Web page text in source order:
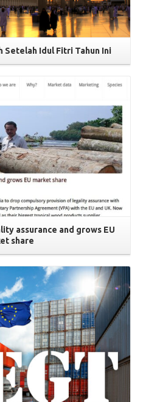
Setelah Idul Fitri Tahun Ini
assurance and grows EU
share
More